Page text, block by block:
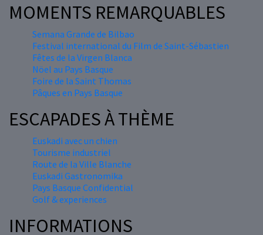
MOMENTS REMARQUABLES
Semana Grande de Bilbao
Festival international du Film de Saint-Sébastien
Fêtes de la Virgen Blanca
Nöel au Pays Basque
Foire de la Saint Thomas
Pâques en Pays Basque
ESCAPADES À THÈME
Euskadi avec un chien
Tourisme industriel
Route de la Ville Blanche
Euskadi Gastronomika
Pays Basque Confidential
Golf & experiences
INFORMATIONS